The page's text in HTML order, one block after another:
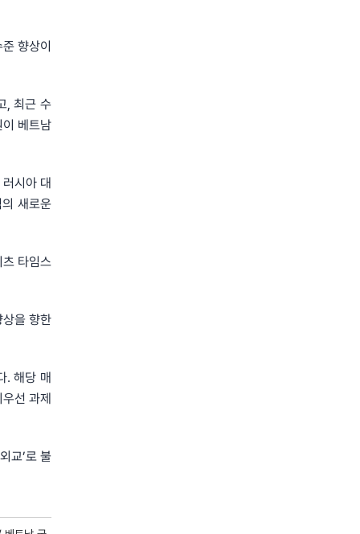
향상이
, 최근 수
베트남
시아 대
새로운
타임스
을 향한
. 해당 매
선 과제
교’로 불